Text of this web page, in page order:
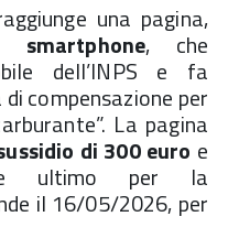
una pagina,
, che
dell’INPS e fa
compensazione per
La pagina
di 300 euro e
ultimo per la
il 16/05/2026, per